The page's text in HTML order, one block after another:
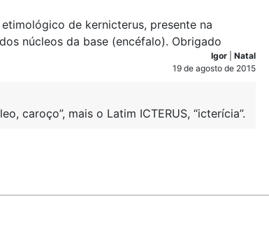
de kernicterus, presente na
núcleos da base (encéfalo). Obrigado
Igor
Natal
19 de agosto de 2015
caroço”, mais o Latim ICTERUS, “icterícia”.